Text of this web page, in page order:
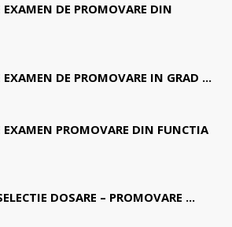
DE PROMOVARE DIN
DE PROMOVARE IN GRAD ...
EXAMEN PROMOVARE DIN FUNCTIA
DOSARE – PROMOVARE ...